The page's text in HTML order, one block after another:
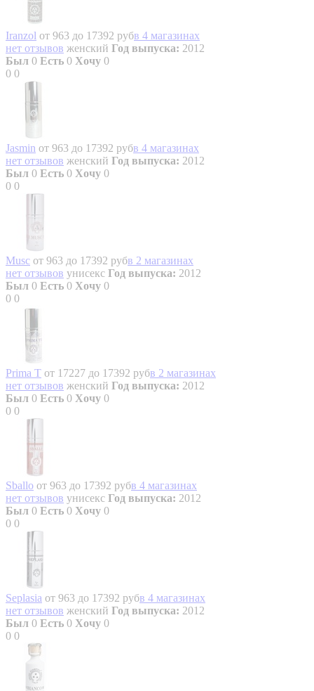
Iranzol от 963 до 17392 рубв 4 магазинах
нет отзывов женский Год выпуска: 2012
Был 0 Есть 0 Хочу 0
0 0
Jasmin от 963 до 17392 рубв 4 магазинах
нет отзывов женский Год выпуска: 2012
Был 0 Есть 0 Хочу 0
0 0
Musc от 963 до 17392 рубв 2 магазинах
нет отзывов унисекс Год выпуска: 2012
Был 0 Есть 0 Хочу 0
0 0
Prima T от 17227 до 17392 рубв 2 магазинах
нет отзывов женский Год выпуска: 2012
Был 0 Есть 0 Хочу 0
0 0
Sballo от 963 до 17392 рубв 4 магазинах
нет отзывов унисекс Год выпуска: 2012
Был 0 Есть 0 Хочу 0
0 0
Seplasia от 963 до 17392 рубв 4 магазинах
нет отзывов женский Год выпуска: 2012
Был 0 Есть 0 Хочу 0
0 0